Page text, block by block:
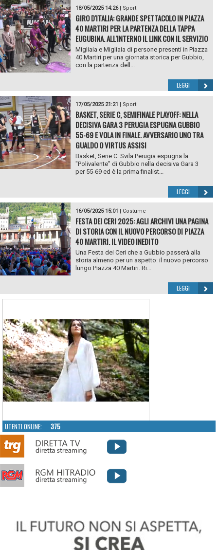
18/05/2025 14:26| Sport
GIRO D'ITALIA: GRANDE SPETTACOLO IN PIAZZA
40 MARTIRI PER LA PARTENZA DELLA TAPPA
EUGUBINA. ALL'INTERNO IL LINK CON IL SERVIZIO
Migliaia e Migliaia di persone presenti in Piazza
40 Martiri per una giornata storica per Gubbio,
con la partenza dell...
LEGGI
17/05/2025 21:21 Sport
BASKET, SERIE C, SEMIFINALE PLAYOFF: NELLA
DECISIVA GARA 3 PERUGIA ESPUGNA GUBBIO
55-69 E VOLA IN FINALE. AVVERSARIO UNO TRA
GUALDO O VIRTUS ASSISI
Basket, Serie C: Svila Perugia espugna la
"Polivalente" di Gubbio nella decisiva Gara 3
per 55-69 ed è la prima finalist...
LEGGI
16/05/2025 15:01 Costume
FESTA DEI CERI 2025: AGLI ARCHIVI UNA PAGINA
DI STORIA CON IL NUOVO PERCORSO DI PIAZZA
40 MARTIRI. IL VIDEO INEDITO
Una Festa dei Ceri che a Gubbio passerà alla
storia almeno per un aspetto: il nuovo percorso
lungo Piazza 40 Martiri. Ri...
LEGGI
UTENTI ONLINE: 375